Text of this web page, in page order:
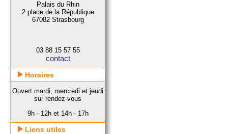
Palais du Rhin
2 place de la République
67082 Strasbourg
03 88 15 57 55
contact
Horaires
Ouvert mardi, mercredi et jeudi
sur rendez-vous
9h - 12h et 14h - 17h
Liens utiles